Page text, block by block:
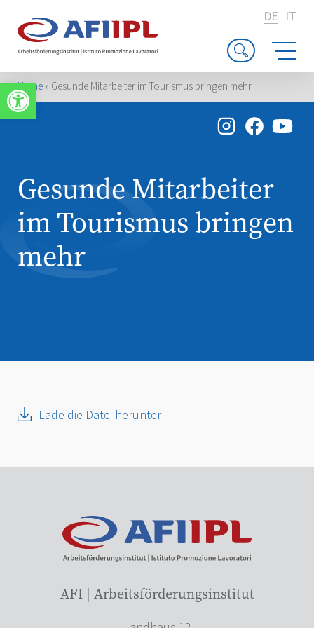
Werkzeugleiste öffnen
DE IT
Home» Gesunde Mitarbeiter im Tourismus bringen mehr
Gesunde Mitarbeiter
im Tourismus bringen
mehr
Lade die Datei herunter
AFI | Arbeitsförderungsinstitut